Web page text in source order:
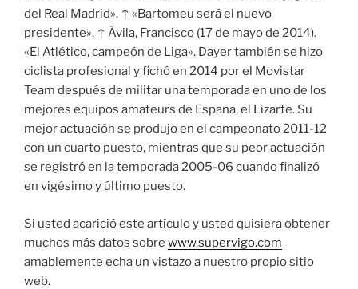
del Real Madrid». ↑ «Bartomeu será el nuevo
presidente». ↑ Ávila, Francisco (17 de mayo de 2014).
«El Atlético, campeón de Liga». Dayer también se hizo
ciclista profesional y fichó en 2014 por el Movistar
Team después de militar una temporada en uno de los
mejores equipos amateurs de España, el Lizarte. Su
mejor actuación se produjo en el campeonato 2011-12
con un cuarto puesto, mientras que su peor actuación
se registró en la temporada 2005-06 cuando finalizó
en vigésimo y último puesto.
Si usted acarició este artículo y usted quisiera obtener
muchos más datos sobre www.supervigo.com
amablemente echa un vistazo a nuestro propio sitio
web.